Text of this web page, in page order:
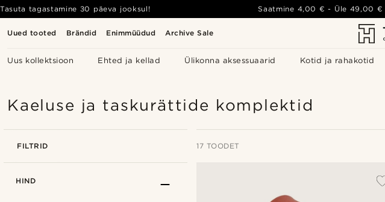
Uued tooted Brändid Enimmüüdud Archive Sale
Uus kollektsioon Ehted ja kellad Ülikonna aksessuaarid Kotid ja rahakotid
Tasuta tagastamine 30 päeva jooksul! Saatmine 4,00 € - Üle 49,00 €
Kaeluse ja taskurättide komplektid
FILTRID 17 TOODET
HIND